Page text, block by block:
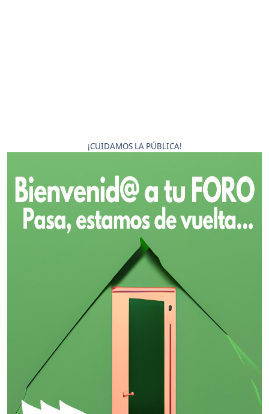
¡CUIDAMOS LA PÚBLICA!